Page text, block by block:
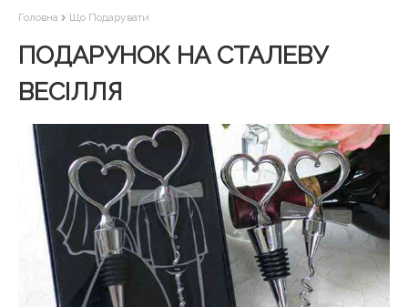
Головна Що Подарувати
ПОДАРУНОК НА СТАЛЕВУ
ВЕСІЛЛЯ